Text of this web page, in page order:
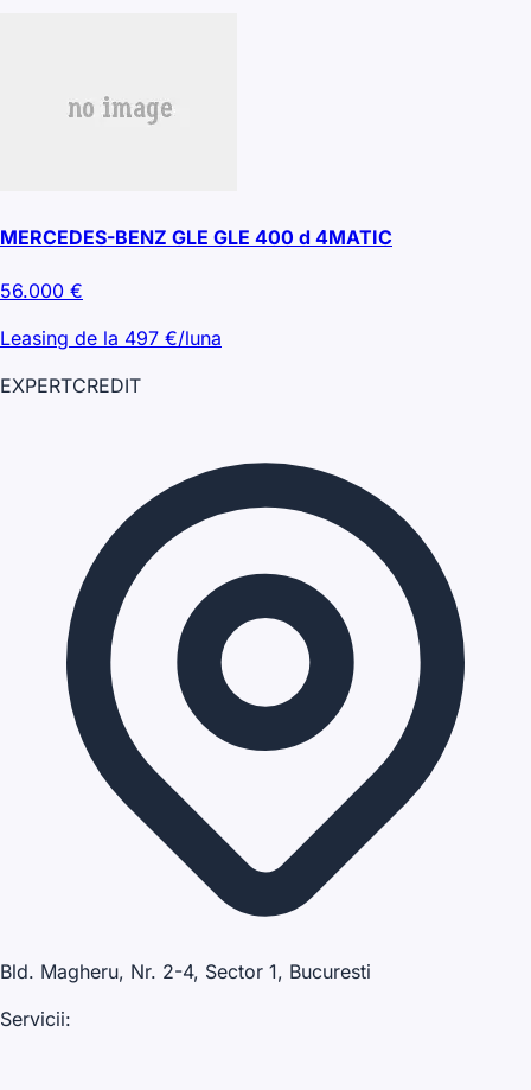
MERCEDES-BENZ GLE GLE 400 d 4MATIC
56.000 €
Leasing de la 497 €/luna
EXPERTCREDIT
Bld. Magheru, Nr. 2-4, Sector 1, Bucuresti
Servicii: